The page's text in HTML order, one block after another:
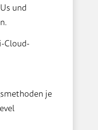
und
Cloud-
je